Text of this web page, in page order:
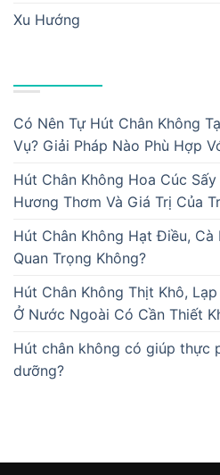
Xu Hướng
Có Nên Tự Hút Chân Không
Vụ? Giải Pháp Nào Phù Hợp
Hút Chân Không Hoa Cúc
Hương Thơm Và Giá Trị Của
Hút Chân Không Hạt Điều, Cà
Quan Trọng Không?
Hút Chân Không Thịt Khô,
Ở Nước Ngoài Có Cần Thiết
Hút chân không có giúp thực
dưỡng?